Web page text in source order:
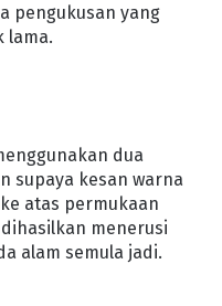
pengukusan yang
lama.
dua
supaya kesan warna
atas permukaan
menerusi
alam semula jadi.